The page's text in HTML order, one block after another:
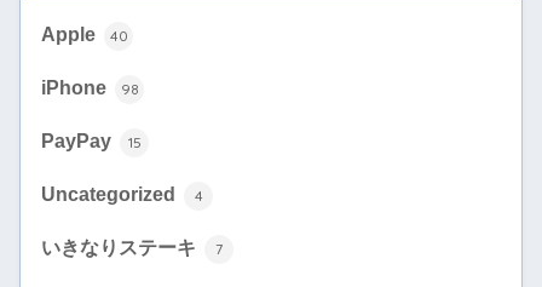
Apple 40
iPhone 98
PayPay 15
Uncategorized 4
いきなりステーキ 7